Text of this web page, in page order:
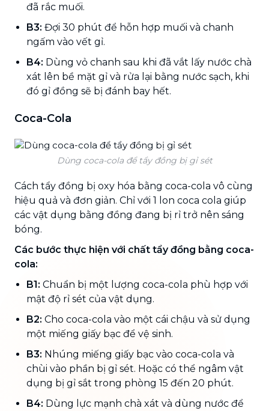
đã rắc muối.
B3: Đợi 30 phút để hỗn hợp muối và chanh
ngấm vào vết gỉ.
B4: Dùng vỏ chanh sau khi đã vắt lấy nước chà
xát lên bề mặt gỉ và rửa lại bằng nước sạch, khi
đó gỉ đồng sẽ bị đánh bay hết.
Coca-Cola
Dùng coca-cola để tẩy đồng bị gỉ sét
Cách tẩy đồng bị oxy hóa bằng coca-cola vô cùng
hiệu quả và đơn giản. Chỉ với 1 lon coca cola giúp
các vật dụng bằng đồng đang bị rỉ trở nên sáng
bóng.
Các bước thực hiện với chất tẩy đồng bằng coca-
cola:
B1: Chuẩn bị một lượng coca-cola phù hợp với
mật độ rỉ sét của vật dụng.
B2: Cho coca-cola vào một cái chậu và sử dụng
một miếng giấy bạc để vệ sinh.
B3: Nhúng miếng giấy bạc vào coca-cola và
chùi vào phần bị gỉ sét. Hoặc có thể ngâm vật
dụng bị gỉ sắt trong phòng 15 đến 20 phút.
B4: Dùng lực mạnh chà xát và dùng nước để